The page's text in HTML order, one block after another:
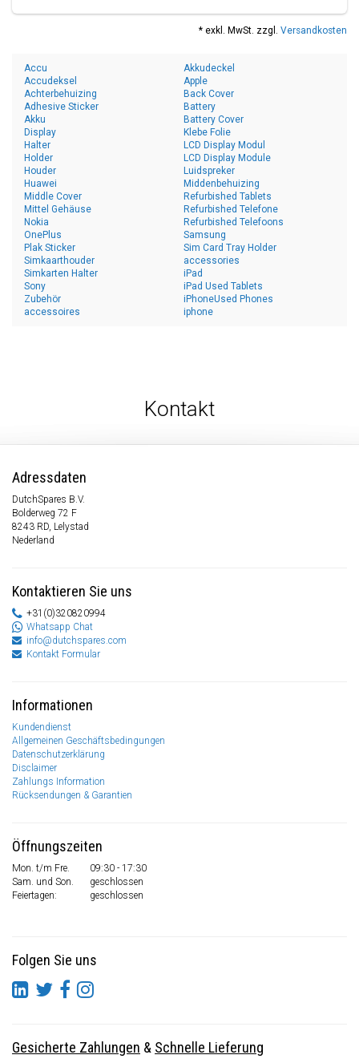
* exkl. MwSt. zzgl. Versandkosten
Accu
Accudeksel
Achterbehuizing
Adhesive Sticker
Akku
Akkudeckel
Apple
Back Cover
Battery
Battery Cover
Display
Halter
Holder
Houder
Huawei
Klebe Folie
LCD Display Modul
LCD Display Module
Luidspreker
Middenbehuizing
Middle Cover
Mittel Gehäuse
Nokia
OnePlus
Plak Sticker
Refurbished Tablets
Refurbished Telefone
Refurbished Telefoons
Samsung
Sim Card Tray Holder
Simkaarthouder
Simkarten Halter
Sony
Zubehör
accessoires
accessories
iPad
iPad Used Tablets
iPhoneUsed Phones
iphone
Kontakt
Adressdaten
DutchSpares B.V.
Bolderweg 72 F
8243 RD, Lelystad
Nederland
Kontaktieren Sie uns
+31(0)320820994
Whatsapp Chat
info@dutchspares.com
Kontakt Formular
Informationen
Kundendienst
Allgemeinen Geschäftsbedingungen
Datenschutzerklärung
Disclaimer
Zahlungs Information
Rücksendungen & Garantien
Öffnungszeiten
Mon. t/m Fre.
09:30 - 17:30
Sam. und Son.
geschlossen
Feiertagen:
geschlossen
Folgen Sie uns
Gesicherte Zahlungen & Schnelle Lieferung